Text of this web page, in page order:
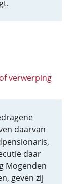
verwerping
daarvan
daar
Mogenden
geven zij